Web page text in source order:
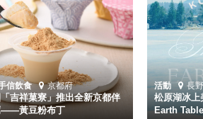
信飲食 京都府
吉祥菓寮」推出全新京都伴
——黃豆粉布丁
活動 長
松原湖冰
Earth